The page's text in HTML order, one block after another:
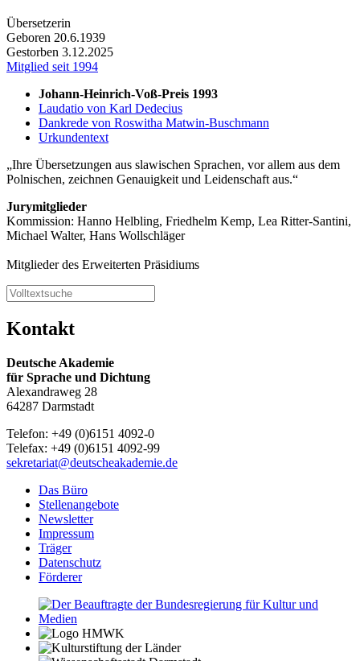
Übersetzerin
Geboren 20.6.1939
Gestorben 3.12.2025
Mitglied seit 1994
Johann-Heinrich-Voß-Preis 1993
Laudatio von Karl Dedecius
Dankrede von Roswitha Matwin-Buschmann
Urkundentext
Ihre Übersetzungen aus slawischen Sprachen, vor allem aus dem
Polnischen, zeichnen Genauigkeit und Leidenschaft aus.
Jurymitglieder
Kommission: Hanno Helbling, Friedhelm Kemp, Lea Ritter-Santini,
Michael Walter, Hans Wollschläger
Mitglieder des Erweiterten Präsidiums
Kontakt
Deutsche Akademie
für Sprache und Dichtung
Alexandraweg 28
64287 Darmstadt
Telefon: +49 (0)6151 4092-0
Telefax: +49 (0)6151 4092-99
sekretariat@deutscheakademie.de
Das Büro
Stellenangebote
Newsletter
Impressum
Träger
Datenschutz
Förderer